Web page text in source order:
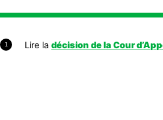
1 Lire ladécision de la Cour